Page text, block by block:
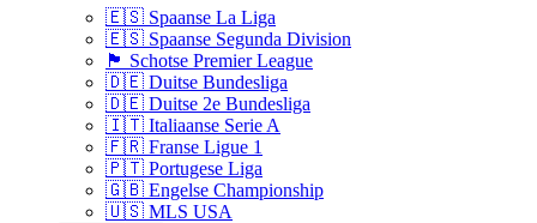
🇪🇸 Spaanse La Liga
🇪🇸 Spaanse Segunda Division
🏴󠁧󠁢󠁳󠁣󠁴󠁿 Schotse Premier League
🇩🇪 Duitse Bundesliga
🇩🇪 Duitse 2e Bundesliga
🇮🇹 Italiaanse Serie A
🇫🇷 Franse Ligue 1
🇵🇹 Portugese Liga
🇬🇧 Engelse Championship
🇺🇸 MLS USA